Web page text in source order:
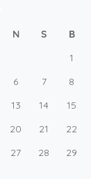
N S B
1
6 7 8
13 14 15
20 21 22
27 28 29